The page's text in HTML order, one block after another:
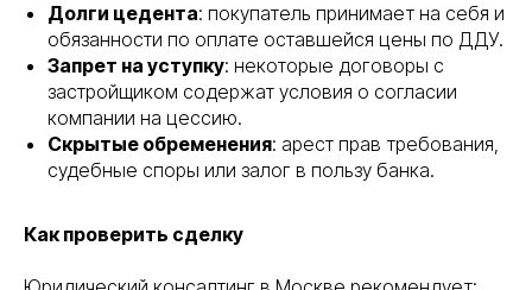
Долги цедента: покупатель принимает на себя и
обязанности по оплате оставшейся цены по ДДУ.
Запрет на уступку: некоторые договоры с
застройщиком содержат условия о согласии
компании на цессию.
Скрытые обременения: арест прав требования,
судебные споры или залог в пользу банка.
Как проверить сделку